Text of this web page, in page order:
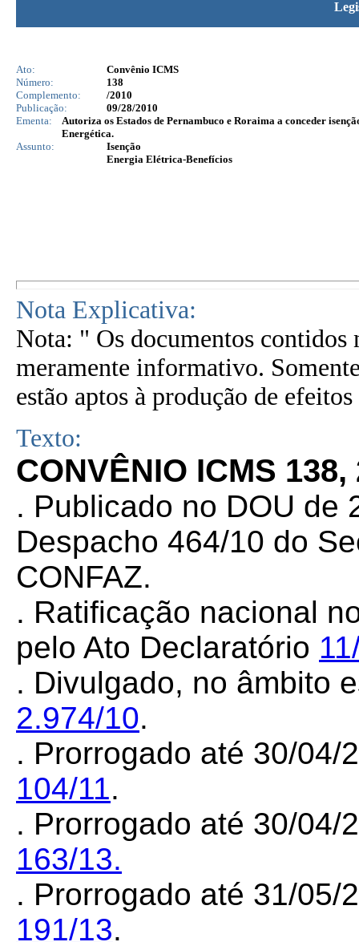
Ato:
Convênio ICMS
Número:
138
Complemento:
/2010
Publicação:
09/28/2010
Ementa:
Autoriza os Estados de Pernambuco e Roraima a conceder
Energética.
Assunto:
Isenção
Energia Elétrica-Benefícios
Nota Explicativa:
Nota: " Os documentos contidos
meramente informativo.
estão aptos à produção de
Texto:
CONVÊNIO ICMS
. Publicado no DOU de
Despacho 464/10 do
CONFAZ.
. Ratificação nacional
pelo Ato Declaratório
. Divulgado, no âmbito
2.974/10.
. Prorrogado até 30/04/
104/11.
. Prorrogado até 30/04/
163/13.
. Prorrogado até 31/05/
191/13.